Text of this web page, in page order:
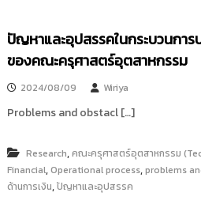
o
r
ค
ง
ข้
อ
รี
ปัญหาและอุปสรรคในกระบวนกา
ของคณะครุศาสตร์อุตสาหกรรม
2024/08/09 Wiriya
Problems and obstacl […]
Research,คณะครุศาสตร์อุตสาหกรรม
Financial,Operational process,problems
ด้านการเงิน,ปัญหาและอุปสรรค